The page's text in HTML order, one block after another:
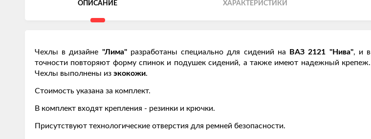
ОПИСАНИЕ ХАРАКТЕРИСТИКИ
Чехлы в дизайне "Лима"разработаны специально для сидений на ВАЗ 2121 "Нива", и в
точности повторяют форму спинок и подушек сидений, а также имеют надежный крепеж.
Чехлы выполнены из экокожи.
Стоимость указана за комплект.
В комплект входят крепления - резинки и крючки.
Присутствуют технологические отверстия для ремней безопасности.